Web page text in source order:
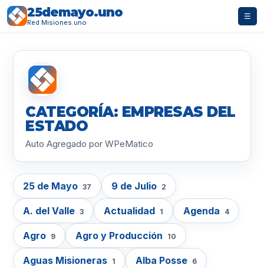
25demayo.uno
Red Misiones.uno
☰
CATEGORÍA: EMPRESAS DEL
ESTADO
Auto Agregado por WPeMatico
25 de Mayo 37 9 de Julio 2
A. del Valle 3 Actualidad 1 Agenda 4
Agro 9 Agro y Producción 10
Aguas Misioneras 1 Alba Posse 6